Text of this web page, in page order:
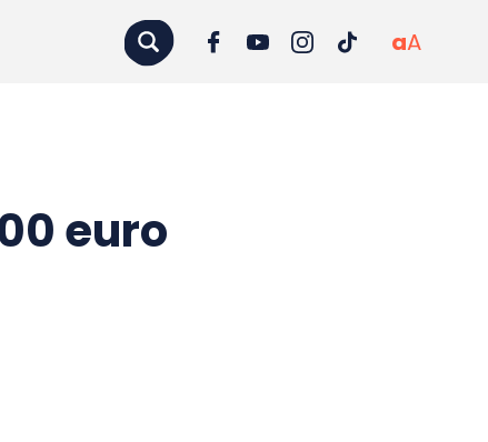
aA
euro